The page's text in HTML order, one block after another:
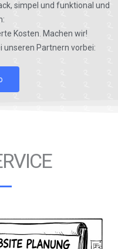
simpel und funktional und
Kosten. Machen wir!
unseren Partnern vorbei: